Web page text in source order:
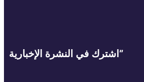
اشترك في النشرة الإخبارية”